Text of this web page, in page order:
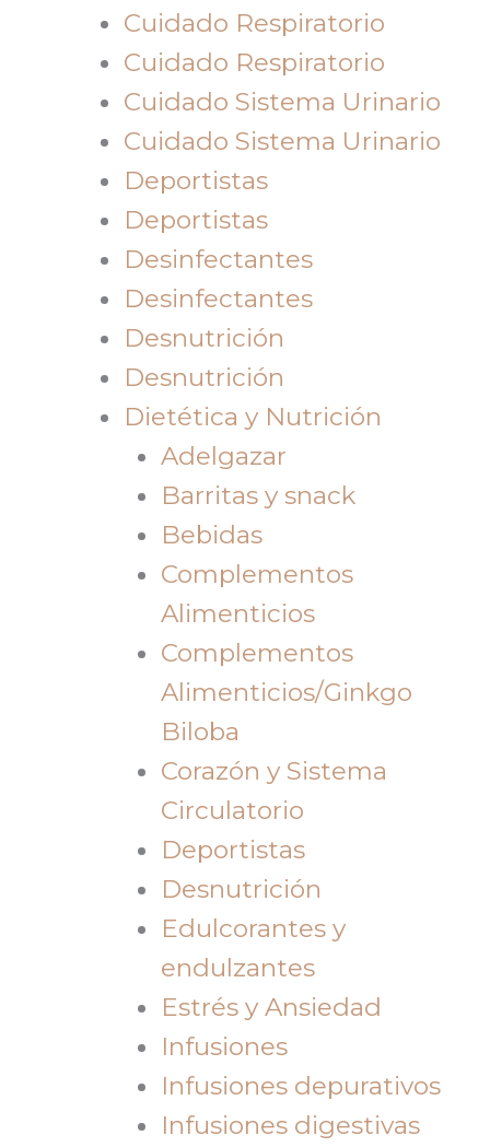
Cuidado Respiratorio
Cuidado Respiratorio
Cuidado Sistema Urinario
Cuidado Sistema Urinario
Deportistas
Deportistas
Desinfectantes
Desinfectantes
Desnutrición
Desnutrición
Dietética y Nutrición
Adelgazar
Barritas y snack
Bebidas
Complementos
Alimenticios
Complementos
Alimenticios/Ginkgo
Biloba
Corazón y Sistema
Circulatorio
Deportistas
Desnutrición
Edulcorantes y
endulzantes
Estrés y Ansiedad
Infusiones
Infusiones depurativos
Infusiones digestivas